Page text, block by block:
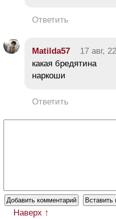
Ответить
Matilda57 17 авг,
какая бредятина
наркоши
Ответить
Наверх ↑